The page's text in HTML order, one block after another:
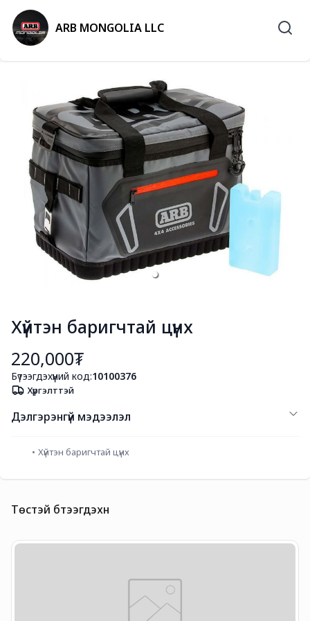
ARB MONGOLIA LLC
Хүйтэн баригчтай цүнх
220,000₮
Бүтээгдэхүүний код:10100376
Хүргэлттэй
Дэлгэрэнгүй мэдээлэл
Хүйтэн баригчтай цүнх
Төстэй бүтээгдэхүүн